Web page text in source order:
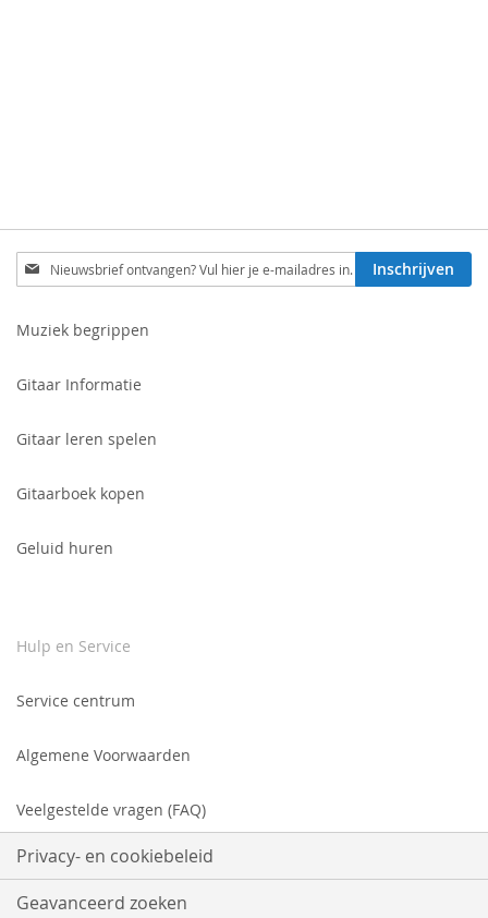
Schrijf
je
voor
Inschrijven
Muziek begrippen
Gitaar Informatie
Gitaar leren spelen
Gitaarboek kopen
Geluid huren
Hulp en Service
Service centrum
Algemene Voorwaarden
Veelgestelde vragen (FAQ)
Privacy- en cookiebeleid
Geavanceerd zoeken